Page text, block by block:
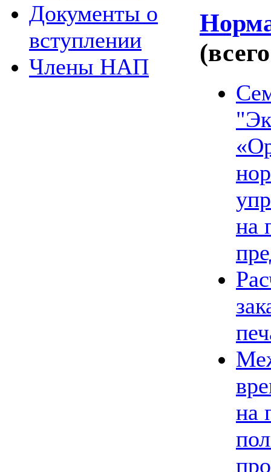
Документы о
вступлении
Члены НАП
на
на